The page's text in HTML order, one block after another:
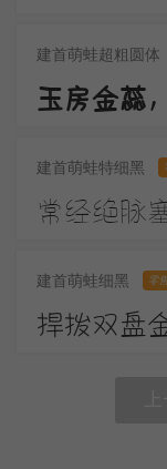
建首萌蛙超粗圆体
建首萌蛙特细黑
建首萌蛙细黑 零